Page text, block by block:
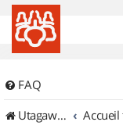
FAQ
UtagawaVTT (Randos VTT et VTTAE avec traces GPS)